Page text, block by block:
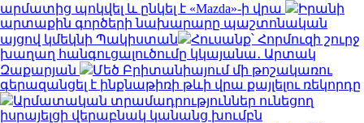
արմատից պոկվել և ընկել է «Mazda»-ի վրա
Իրանի
արտաքին գործերի նախարարը պաշտոնական
այցով կմեկնի Պակիստան
Հուսանք՝ Հորմուզի շուրջ
խաղաղ հանգուցալուծումը կկայանա․ Արտակ
Զաքարյան
Մեծ Բրիտանիայում մի թոշակառու
գերազանցել է ինքնաթիռի թևի վրա քայլելու ռեկորդը
Արմատական տրամադրություններ ունեցող
իսրայելցի վերաբնակ կանանց խումբն